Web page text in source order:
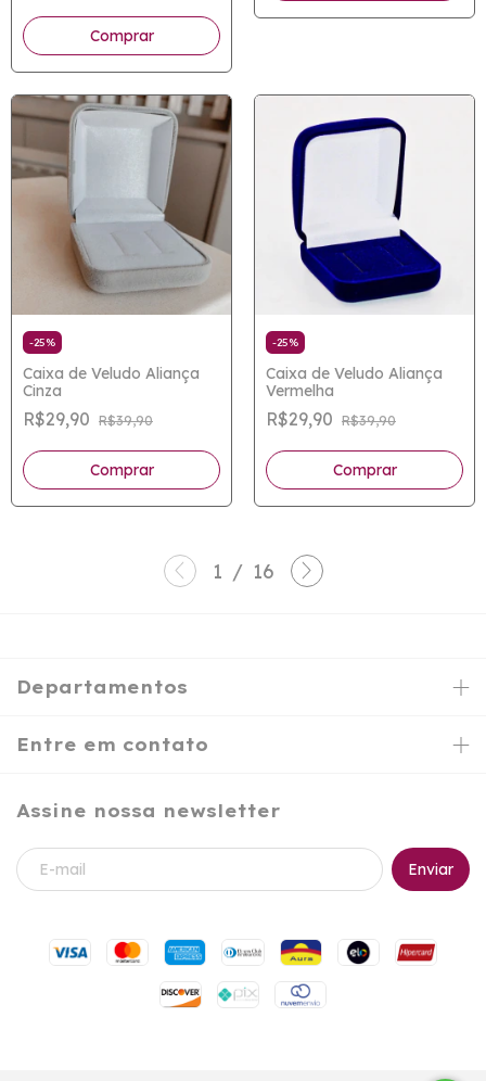
-25%
Caixa de Veludo Aliança
Cinza
R$29,90 R$39,90
-25%
Caixa de Veludo Aliança
Vermelha
R$29,90 R$39,90
1 / 16
Departamentos
Entre em contato
Assine nossa newsletter